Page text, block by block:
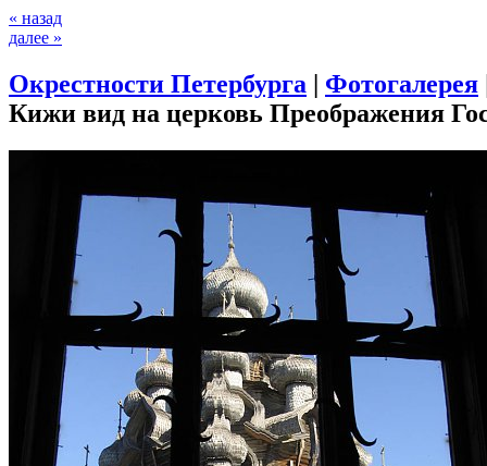
« назад
далее »
Окрестности Петербурга | Фотогалерея
Кижи вид на церковь Преображения